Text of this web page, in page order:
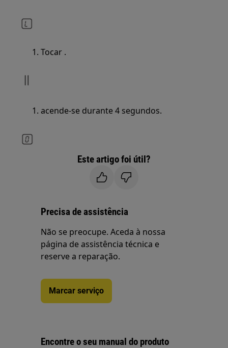
Tocar .
acende-se durante 4 segundos.
Este artigo foi útil?
Precisa de assistência
Não se preocupe. Aceda à nossa
página de assistência técnica e
reserve a reparação.
Marcar serviço
Encontre o seu manual do produto